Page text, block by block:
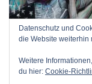
Datenschutz und
die Website weiterhin
Weitere
du hier: Cookie-